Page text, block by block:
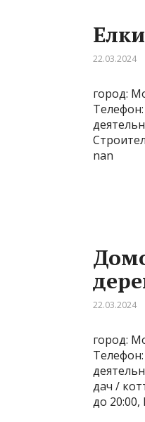
22.03.2024
город:
nan
22.03.2024
город:
дач /
до 20:00,